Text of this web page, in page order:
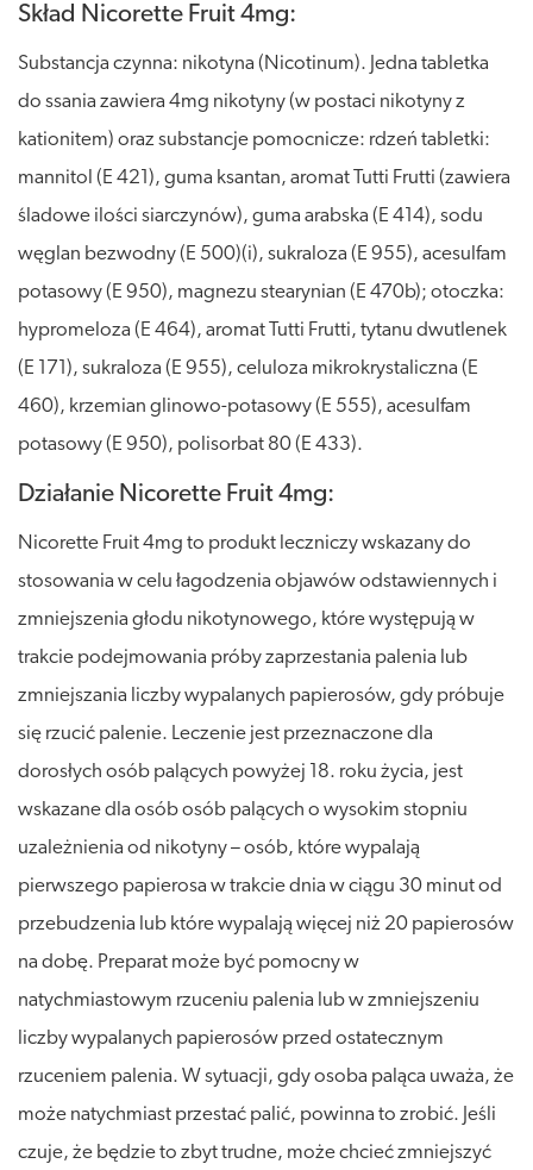
Skład Nicorette Fruit 4mg:
Substancja czynna: nikotyna (Nicotinum). Jedna tabletka
do ssania zawiera 4mg nikotyny (w postaci nikotyny z
kationitem) oraz substancje pomocnicze: rdzeń tabletki:
mannitol (E 421), guma ksantan, aromat Tutti Frutti (zawiera
śladowe ilości siarczynów), guma arabska (E 414), sodu
węglan bezwodny (E 500)(i), sukraloza (E 955), acesulfam
potasowy (E 950), magnezu stearynian (E 470b); otoczka:
hypromeloza (E 464), aromat Tutti Frutti, tytanu dwutlenek
(E 171), sukraloza (E 955), celuloza mikrokrystaliczna (E
460), krzemian glinowo-potasowy (E 555), acesulfam
potasowy (E 950), polisorbat 80 (E 433).
Działanie Nicorette Fruit 4mg:
Nicorette Fruit 4mg to produkt leczniczy wskazany do
stosowania w celu łagodzenia objawów odstawiennych i
zmniejszenia głodu nikotynowego, które występują w
trakcie podejmowania próby zaprzestania palenia lub
zmniejszania liczby wypalanych papierosów, gdy próbuje
się rzucić palenie. Leczenie jest przeznaczone dla
dorosłych osób palących powyżej 18. roku życia, jest
wskazane dla osób osób palących o wysokim stopniu
uzależnienia od nikotyny – osób, które wypalają
pierwszego papierosa w trakcie dnia w ciągu 30 minut od
przebudzenia lub które wypalają więcej niż 20 papierosów
na dobę. Preparat może być pomocny w
natychmiastowym rzuceniu palenia lub w zmniejszeniu
liczby wypalanych papierosów przed ostatecznym
rzuceniem palenia. W sytuacji, gdy osoba paląca uważa, że
może natychmiast przestać palić, powinna to zrobić. Jeśli
czuje, że będzie to zbyt trudne, może chcieć zmniejszyć